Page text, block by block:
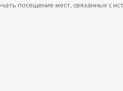
посещение мест, связанных с